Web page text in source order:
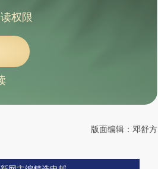
权限
版面编辑：邓舒方